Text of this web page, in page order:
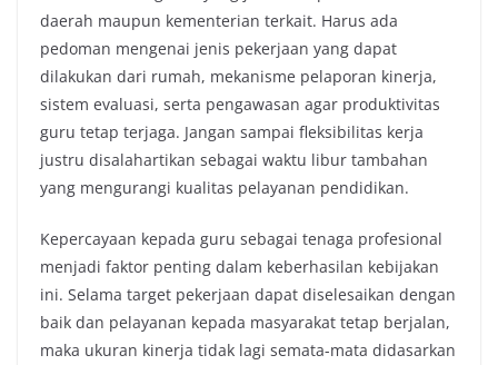
daerah maupun kementerian terkait. Harus ada
pedoman mengenai jenis pekerjaan yang dapat
dilakukan dari rumah, mekanisme pelaporan kinerja,
sistem evaluasi, serta pengawasan agar produktivitas
guru tetap terjaga. Jangan sampai fleksibilitas kerja
justru disalahartikan sebagai waktu libur tambahan
yang mengurangi kualitas pelayanan pendidikan.
Kepercayaan kepada guru sebagai tenaga profesional
menjadi faktor penting dalam keberhasilan kebijakan
ini. Selama target pekerjaan dapat diselesaikan dengan
baik dan pelayanan kepada masyarakat tetap berjalan,
maka ukuran kinerja tidak lagi semata-mata didasarkan